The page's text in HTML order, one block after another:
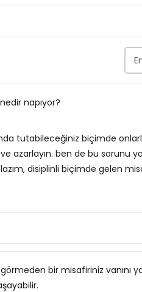
napıyor?
tutabileceğiniz biçimde
ve azarlayın. ben de bu sorunu
disiplinli biçimde gelen
bir misafiriniz vanını